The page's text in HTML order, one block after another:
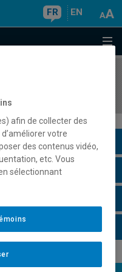
FR EN
afin de collecter des
votre
des contenus vidéo,
etc. Vous
sélectionnant